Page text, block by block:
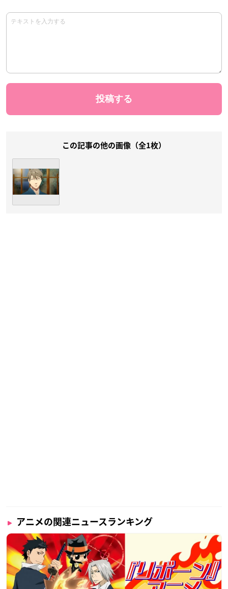
この記事の他の画像（全1枚）
アニメの関連ニュースランキング